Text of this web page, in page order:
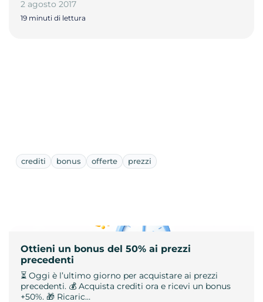
2 agosto 2017
19 minuti di lettura
crediti bonus offerte prezzi
Ottieni un bonus del 50% ai prezzi
precedenti
⏳ Oggi è l’ultimo giorno per acquistare ai prezzi
precedenti. 💰 Acquista crediti ora e ricevi un bonus
+50%. 🎁 Ricaric…